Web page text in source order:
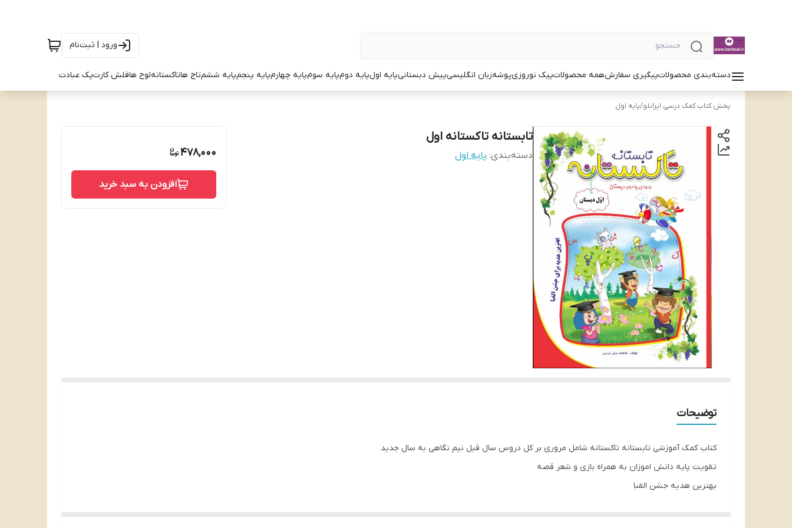
ورود | ثبت‌نام
دسته‌بندی محصولاتپیگیری سفارشهمه محصولاتپیک نوروزیپوشهزبان انگلیسیپیش دبستانیپایه اولپایه دومپایه سومپایه چهارمپایه پنجمپایه ششمتاج هاتاکستانهلوح هافلش کارتپک عبادت
پخش کتاب کمک درسی ایزانلو/پایه اول
تابستانه تاکستانه اول
دسته‌بندی: پایه اول 478,000
افزودن به سبد خرید
توضیحات
کتاب کمک آموزشی تابستانه تاکستانه شامل مروری بر کل دروس سال قبل نیم نگاهی به سال جدید
تقویت پایه دانش اموزان به همراه بازی و شعر قصه
بهترین هدیه جشن الفبا